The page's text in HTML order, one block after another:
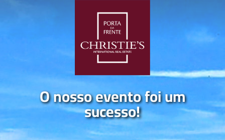
O nosso evento foi um
sucesso!